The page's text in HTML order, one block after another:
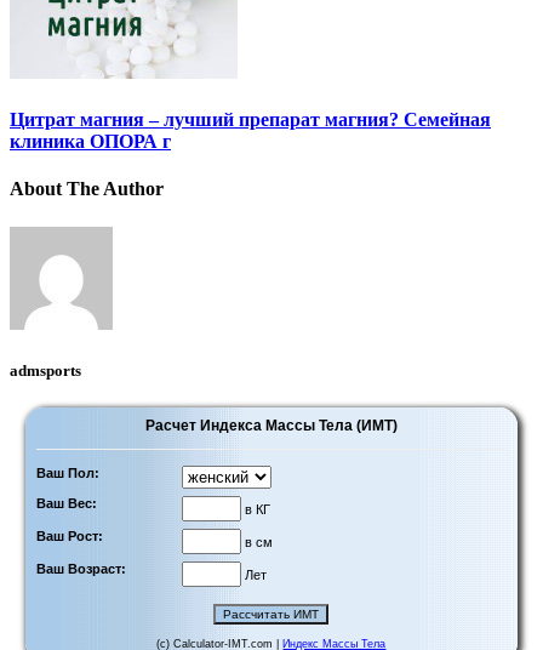
Цитрат магния – лучший препарат магния? Семейная
клиника ОПОРА г
About The Author
admsports
Расчет Индекса Массы Тела (ИМТ)
Ваш Пол:
Ваш Вес:
в КГ
Ваш Рост:
в см
Ваш Возраст:
Лет
(c) Calculator-IMT.com | Индекс Массы Тела